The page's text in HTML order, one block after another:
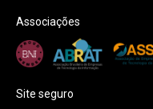
Associações
Site seguro